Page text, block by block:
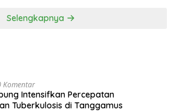
Selengkapnya
Komentar
Intensifkan Percepatan
Tuberkulosis di Tanggamus